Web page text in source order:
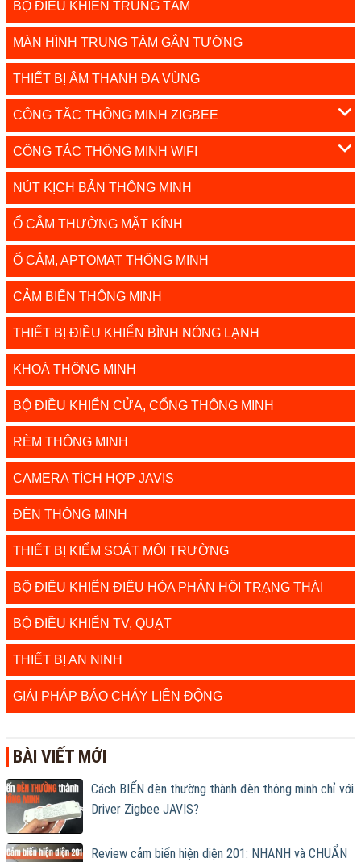
BỘ ĐIỀU KHIỂN TRUNG TÂM
MÀN HÌNH TRUNG TÂM GẮN TƯỜNG
THIẾT BỊ ÂM THANH ĐA VÙNG
CÔNG TẮC THÔNG MINH ZIGBEE
CÔNG TẮC THÔNG MINH WIFI
NÚT KỊCH BẢN THÔNG MINH
Ổ CẮM THƯỜNG MẶT KÍNH
Ổ CẮM, APTOMAT THÔNG MINH
CẢM BIẾN THÔNG MINH
THIẾT BỊ ĐIỀU KHIỂN BÌNH NÓNG LẠNH
KHOÁ THÔNG MINH
BỘ ĐIỀU KHIỂN CỬA, CỔNG THÔNG MINH
RÈM THÔNG MINH
CAMERA TÍCH HỢP JAVIS
ĐÈN THÔNG MINH
THIẾT BỊ KIỂM SOÁT MÔI TRƯỜNG
BỘ ĐIỀU KHIỂN ĐIỀU HÒA PHẢN HỒI TRẠNG THÁI
BỘ ĐIỀU KHIỂN TV, QUẠT
THIẾT BỊ AN NINH
GIẢI PHÁP BÁO CHÁY LIÊN ĐỘNG
BÀI VIẾT MỚI
Cách BIẾN đèn thường thành đèn thông minh chỉ với
Driver Zigbee JAVIS?
Review cảm biến hiện diện 201: NHANH và CHUẨN